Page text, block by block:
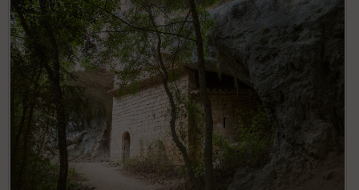
Le fond des Gorges de la Nesque